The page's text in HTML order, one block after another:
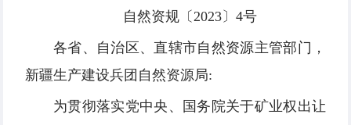
自然资规〔2023〕4号
各省、自治区、直辖市自然资源主管部门，
新疆生产建设兵团自然资源局:
为贯彻落实党中央、国务院关于矿业权出让